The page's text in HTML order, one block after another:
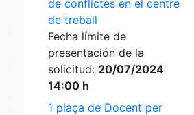
de conflictes en el centre
de treball
Fecha límite de
presentación de la
solicitud: 20/07/2024
14:00 h
1 plaça de Docent per